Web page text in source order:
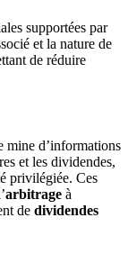
supportées par
et la nature de
de réduire
mine d’informations
et les dividendes,
privilégiée. Ces
arbitrage à
de dividendes